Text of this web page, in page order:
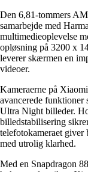
Den 6,81-tommers
samarbejde med
multimedieoplevelse
opløsning på 3200 x
leverer skærmen en
videoer.
Kameraerne på
avancerede
Ultra Night billeder.
billedstabilisering
telefotokameraet giver
med utrolig klarhed.
Med en Snapdragon